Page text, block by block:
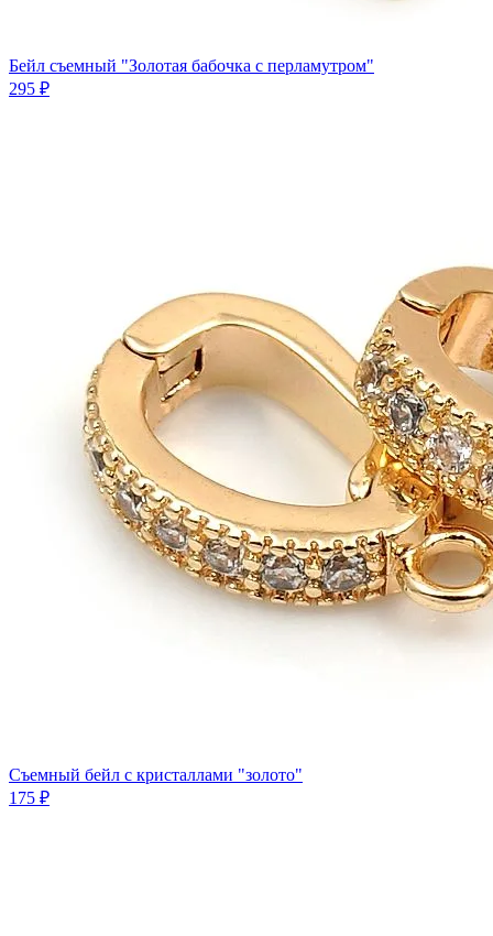
Бейл съемный "Золотая бабочка с перламутром"
295 ₽
Съемный бейл с кристаллами "золото"
175 ₽